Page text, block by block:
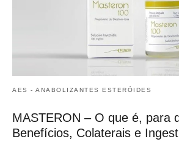
AES - ANABOLIZANTES ESTERÓIDES
MASTERON – O que é, para
Benefícios, Colaterais e